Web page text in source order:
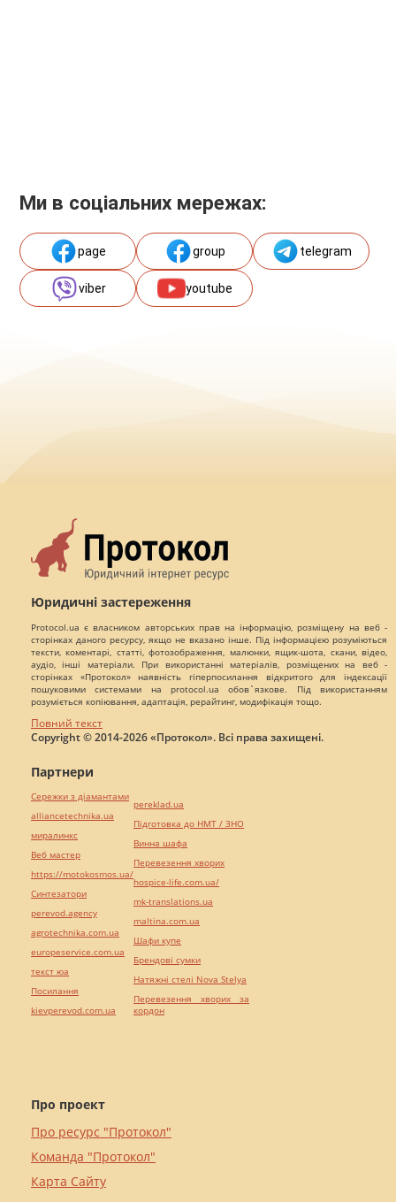
Ми в соціальних мережах:
page group telegram
viber youtube
Юридичні застереження
Protocol.ua є власником авторських прав на інформацію, розміщену на веб -
сторінках даного ресурсу, якщо не вказано інше. Під інформацією розуміються
тексти, коментарі, статті, фотозображення, малюнки, ящик-шота, скани, відео,
аудіо, інші матеріали. При використанні матеріалів, розміщених на веб -
сторінках «Протокол» наявність гіперпосилання відкритого для індексації
пошуковими системами на protocol.ua обов`язкове. Під використанням
розуміється копіювання, адаптація, рерайтинг, модифікація тощо.
Повний текст
Copyright © 2014-2026 «Протокол». Всі права захищені.
Про проект
Про ресурс "Протокол"
Команда "Протокол"
Карта Сайту
Партнери
Сережки з діамантами
alliancetechnika.ua
миралинкс
Веб мастер
https://motokosmos.ua/
Синтезатори
perevod.agency
agrotechnika.com.ua
europeservice.com.ua
текст юа
Посилання
kievperevod.com.ua
pereklad.ua
Підготовка до НМТ / ЗНО
Винна шафа
Перевезення хворих
hospice-life.com.ua/
mk-translations.ua
maltina.com.ua
Шафи купе
Брендові сумки
Натяжні стелі Nova Stelya
Перевезення хворих за
кордон